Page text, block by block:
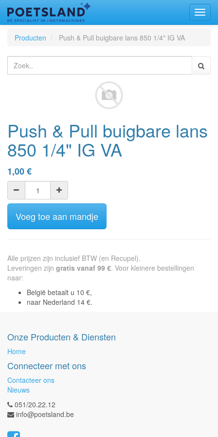
Producten
Push & Pull buigbare lans 850 1/4" IG VA
Push & Pull buigbare lans
850 1/4" IG VA
1,00€
Voeg toe aan mandje
Alle prijzen zijn inclusief BTW (en Recupel).
Leveringen zijn gratis vanaf 99 €. Voor kleinere bestellingen
naar:
België betaalt u 10 €,
naar Nederland 14 €.
Onze Producten & Diensten
Home
Connecteer met ons
Contacteer ons
Nieuws
051/20.22.12
info@poetsland.be